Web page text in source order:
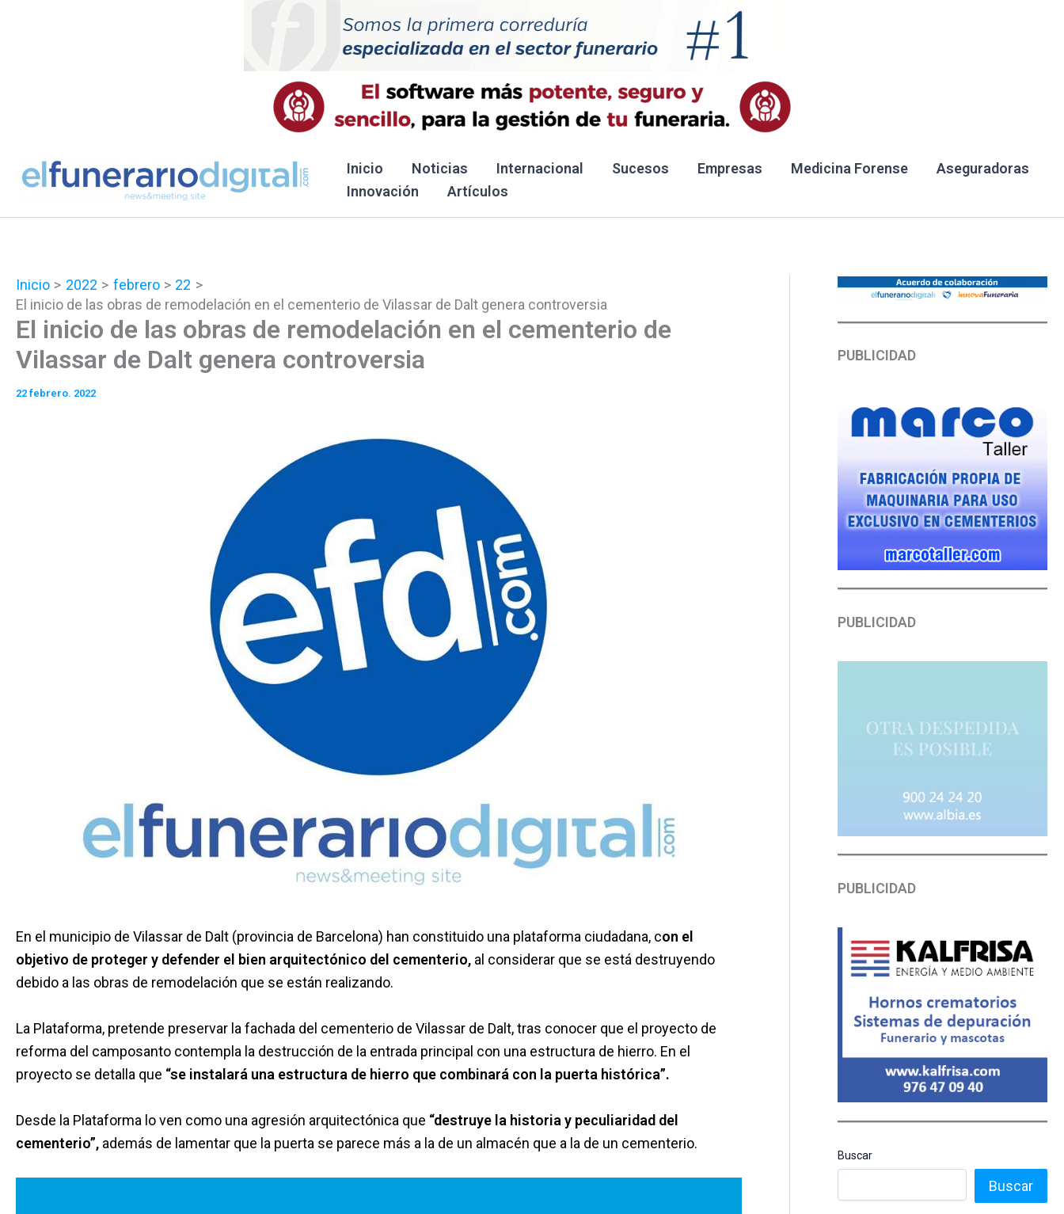
Inicio Noticias Internacional Sucesos Empresas Medicina Forense
Aseguradoras
Innovación
Artículos
Inicio 2022 febrero
22
El inicio de las obras de remodelación en el cementerio de Vilassar de Dalt genera controversia
El inicio de las obras de remodelación en el cementerio de
Vilassar de Dalt genera controversia
22 febrero. 2022
En el municipio de Vilassar de Dalt (provincia de Barcelona) han constituido una plataforma ciudadana, con el
objetivo de proteger y defender el bien arquitectónico del cementerio, al considerar que se está destruyendo
debido a las obras de remodelación que se están realizando.
La Plataforma, pretende preservar la fachada del cementerio de Vilassar de Dalt, tras conocer que el proyecto de
reforma del camposanto contempla la destrucción de la entrada principal con una estructura de hierro. En el
proyecto se detalla que “se instalará una estructura de hierro que combinará con la puerta histórica”.
Desde la Plataforma lo ven como una agresión arquitectónica que “destruye la historia y peculiaridad del
cementerio”, además de lamentar que la puerta se parece más a la de un almacén que a la de un cementerio.
PUBLICIDAD
PUBLICIDAD
PUBLICIDAD
Buscar
Buscar